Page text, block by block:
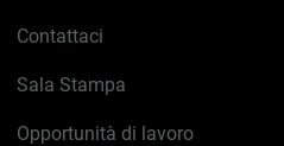
Contattaci
Sala Stampa
Opportunità di lavoro